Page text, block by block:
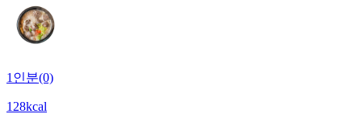
1인분(0)
128kcal